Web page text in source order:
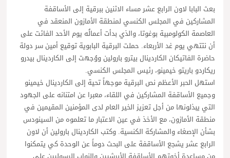
بعث البابا لاون الرابع عشر مساء الاثنين ببرقية إلى الأساقفة
المشاركين في المجلس الكنسي لمنطقة الأمازون المنعقد في
العاصمة الكولومبية بوغوتا، والذي بدأت أعمالُه يوم الأحد الفائت على
أن نتتهي يوم غد الأربعاء. حملت البرقية البابوية توقيع أمين سر دولة
حاضرة الفاتيكان الكاردينال بيترو بارولين ووُجهت إلى الكاردينال بيدرو
ريكاردو باريتو خيمينو، رئيس المجلس الكنسي.
استهل الحبر الأعظم نص البرقية موجهاً تحية إلى الكاردينال خيمينو
وجميع الأساقفة المشاركين في اللقاء، معبرا عن امتنانه على الجهود
التي يبذلونها من أجل تعزيز الخير العام لدى المؤمنين المقيمين في
منطقة الأمازون، مع الأخذ في عين الاعتبار ما تعلموه من السينودس
بشأن الإصغاء والمشاركة الكنسية. وكتب الكاردينال بارولين أن لاون
الرابع عشر يشجع الأساقفة على البحث دوماً عن الوحدة كي يتمكنوا